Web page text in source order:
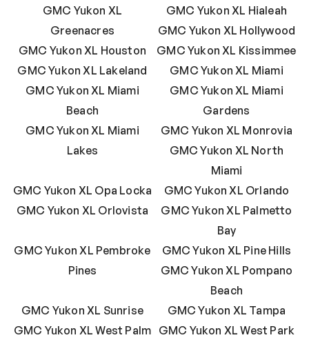
GMC Yukon XL
Greenacres
GMC Yukon XL Hialeah
GMC Yukon XL Hollywood
GMC Yukon XL Houston
GMC Yukon XL Kissimmee
GMC Yukon XL Lakeland
GMC Yukon XL Miami
GMC Yukon XL Miami
Beach
GMC Yukon XL Miami
Gardens
GMC Yukon XL Miami
Lakes
GMC Yukon XL Monrovia
GMC Yukon XL North
Miami
GMC Yukon XL Opa Locka
GMC Yukon XL Orlando
GMC Yukon XL Orlovista
GMC Yukon XL Palmetto
Bay
GMC Yukon XL Pembroke
Pines
GMC Yukon XL Pine Hills
GMC Yukon XL Pompano
Beach
GMC Yukon XL Sunrise
GMC Yukon XL Tampa
GMC Yukon XL West Palm GMC Yukon XL West Park